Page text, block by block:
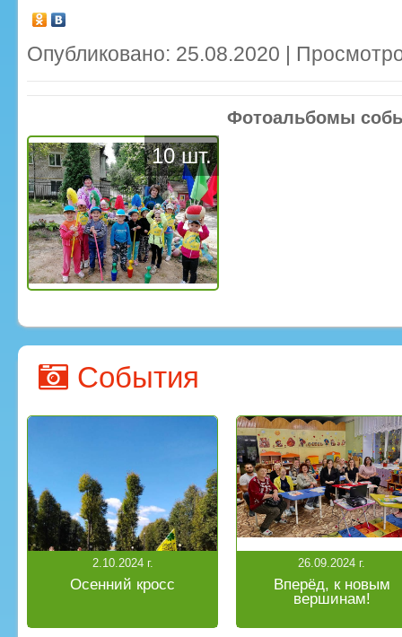
Опубликовано: 25.08.2020 |
Фотоальбомы
10 шт.
События
2.10.2024 г.
Осенний кросс
26.09.2024 г.
Вперёд, к новым
вершинам!